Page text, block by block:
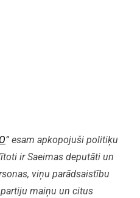
” esam apkopojuši politiķu
ir Saeimas deputāti un
viņu parādsaistību
maiņu un citus